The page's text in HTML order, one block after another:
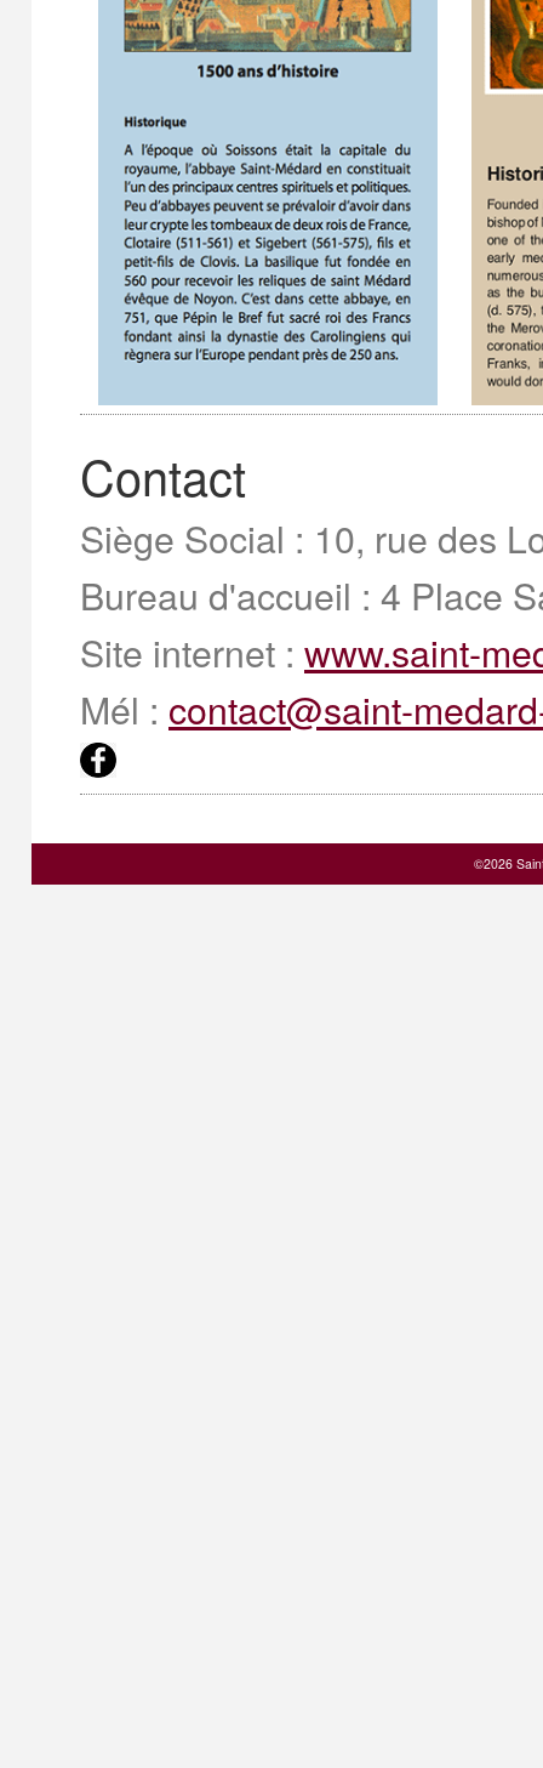
Contact
Siège Social : 10, rue des
Bureau d'accueil : 4 Place
Site internet : www.saint-
Mél : contact@saint-
©2026